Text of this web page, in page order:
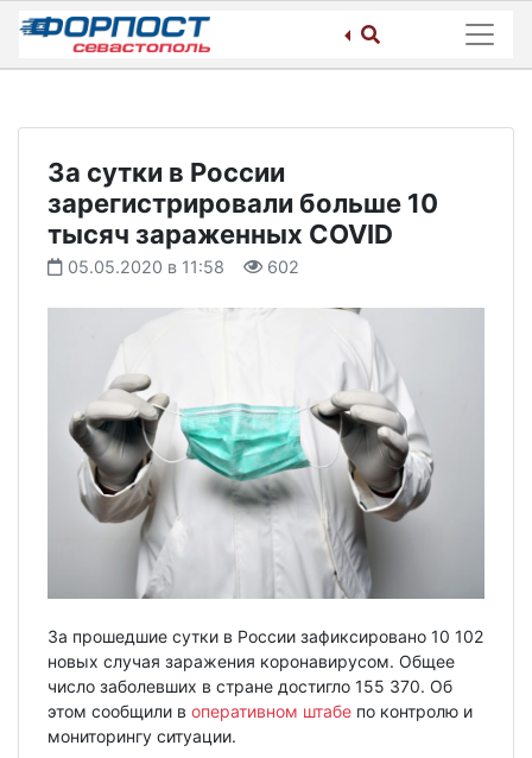
Skip
content
За сутки в России
зарегистрировали больше 10
тысяч зараженных COVID
05.05.2020 в 11:58 602
За прошедшие сутки в России зафиксировано 10 102
новых случая заражения коронавирусом. Общее
число заболевших в стране достигло 155 370. Об
этом сообщили в оперативном штабе по контролю и
мониторингу ситуации.